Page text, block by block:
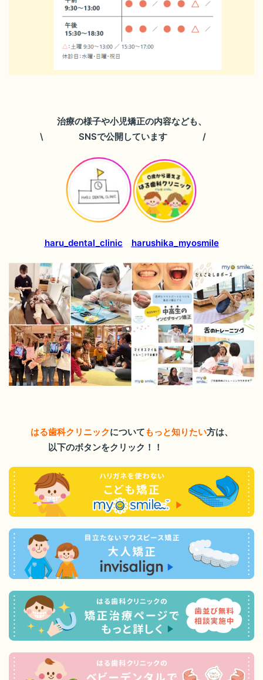
治療の様子や小児矯正の内容なども、
\ SNSで公開しています /
haru_dental_clinic harushika_myosmile
はる歯科クリニックについてもっと知りたい方は、
以下のボタンをクリック！！